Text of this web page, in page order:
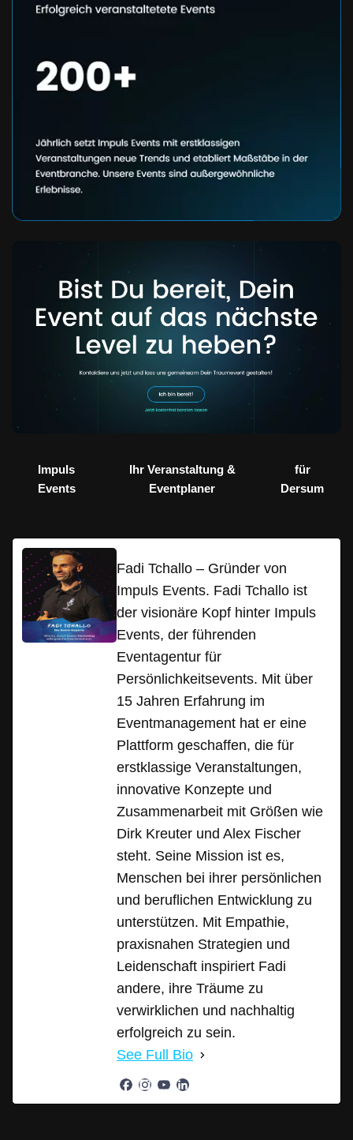
Impuls
Events
Ihr Veranstaltung &
Eventplaner
für
Dersum
Fadi Tchallo – Gründer von
Impuls Events. Fadi Tchallo ist
der visionäre Kopf hinter Impuls
Events, der führenden
Eventagentur für
Persönlichkeitsevents. Mit über
15 Jahren Erfahrung im
Eventmanagement hat er eine
Plattform geschaffen, die für
erstklassige Veranstaltungen,
innovative Konzepte und
Zusammenarbeit mit Größen wie
Dirk Kreuter und Alex Fischer
steht. Seine Mission ist es,
Menschen bei ihrer persönlichen
und beruflichen Entwicklung zu
unterstützen. Mit Empathie,
praxisnahen Strategien und
Leidenschaft inspiriert Fadi
andere, ihre Träume zu
verwirklichen und nachhaltig
erfolgreich zu sein.
See Full Bio